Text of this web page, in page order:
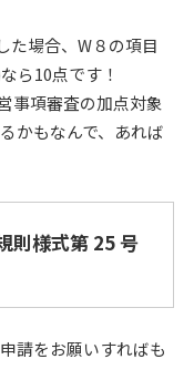
た場合、W８の項目
ら10点です！
事項審査の加点対象
かもなんで、あれば
則様式第 25 号
請をお願いすればも